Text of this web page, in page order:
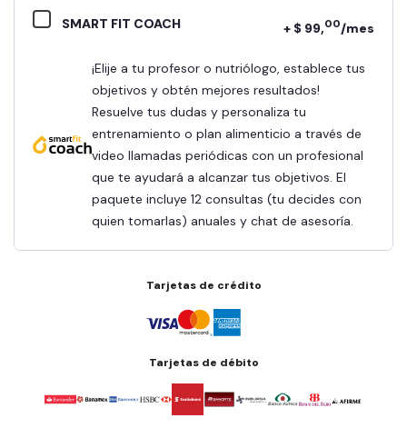
SMART FIT COACH + $ 99,00/mes
¡Elije a tu profesor o nutriólogo, establece tus
objetivos y obtén mejores resultados!
Resuelve tus dudas y personaliza tu
entrenamiento o plan alimenticio a través de
video llamadas periódicas con un profesional
que te ayudará a alcanzar tus objetivos. El
paquete incluye 12 consultas (tu decides con
quien tomarlas) anuales y chat de asesoría.
Tarjetas de crédito
Tarjetas de débito